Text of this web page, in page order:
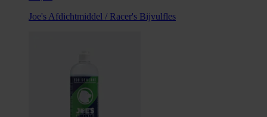
Joe's Afdichtmiddel / Racer's Bijvulfles